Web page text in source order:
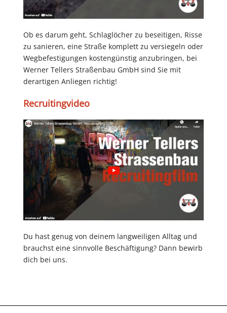
Ob es darum geht, Schlaglöcher zu beseitigen, Risse
zu sanieren, eine Straße komplett zu versiegeln oder
Wegbefestigungen kostengünstig anzubringen, bei
Werner Tellers Straßenbau GmbH sind Sie mit
derartigen Anliegen richtig!
Recruitingvideo
Du hast genug von deinem langweiligen Alltag und
brauchst eine sinnvolle Beschäftigung? Dann bewirb
dich bei uns.